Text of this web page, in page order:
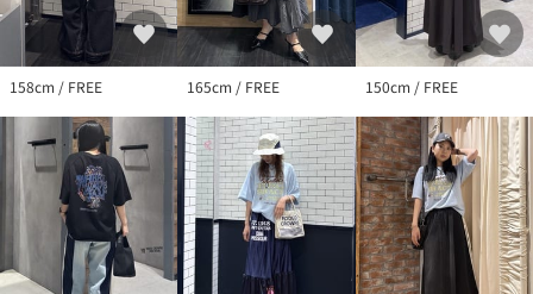
158cm / FREE 165cm / FREE 150cm / FREE